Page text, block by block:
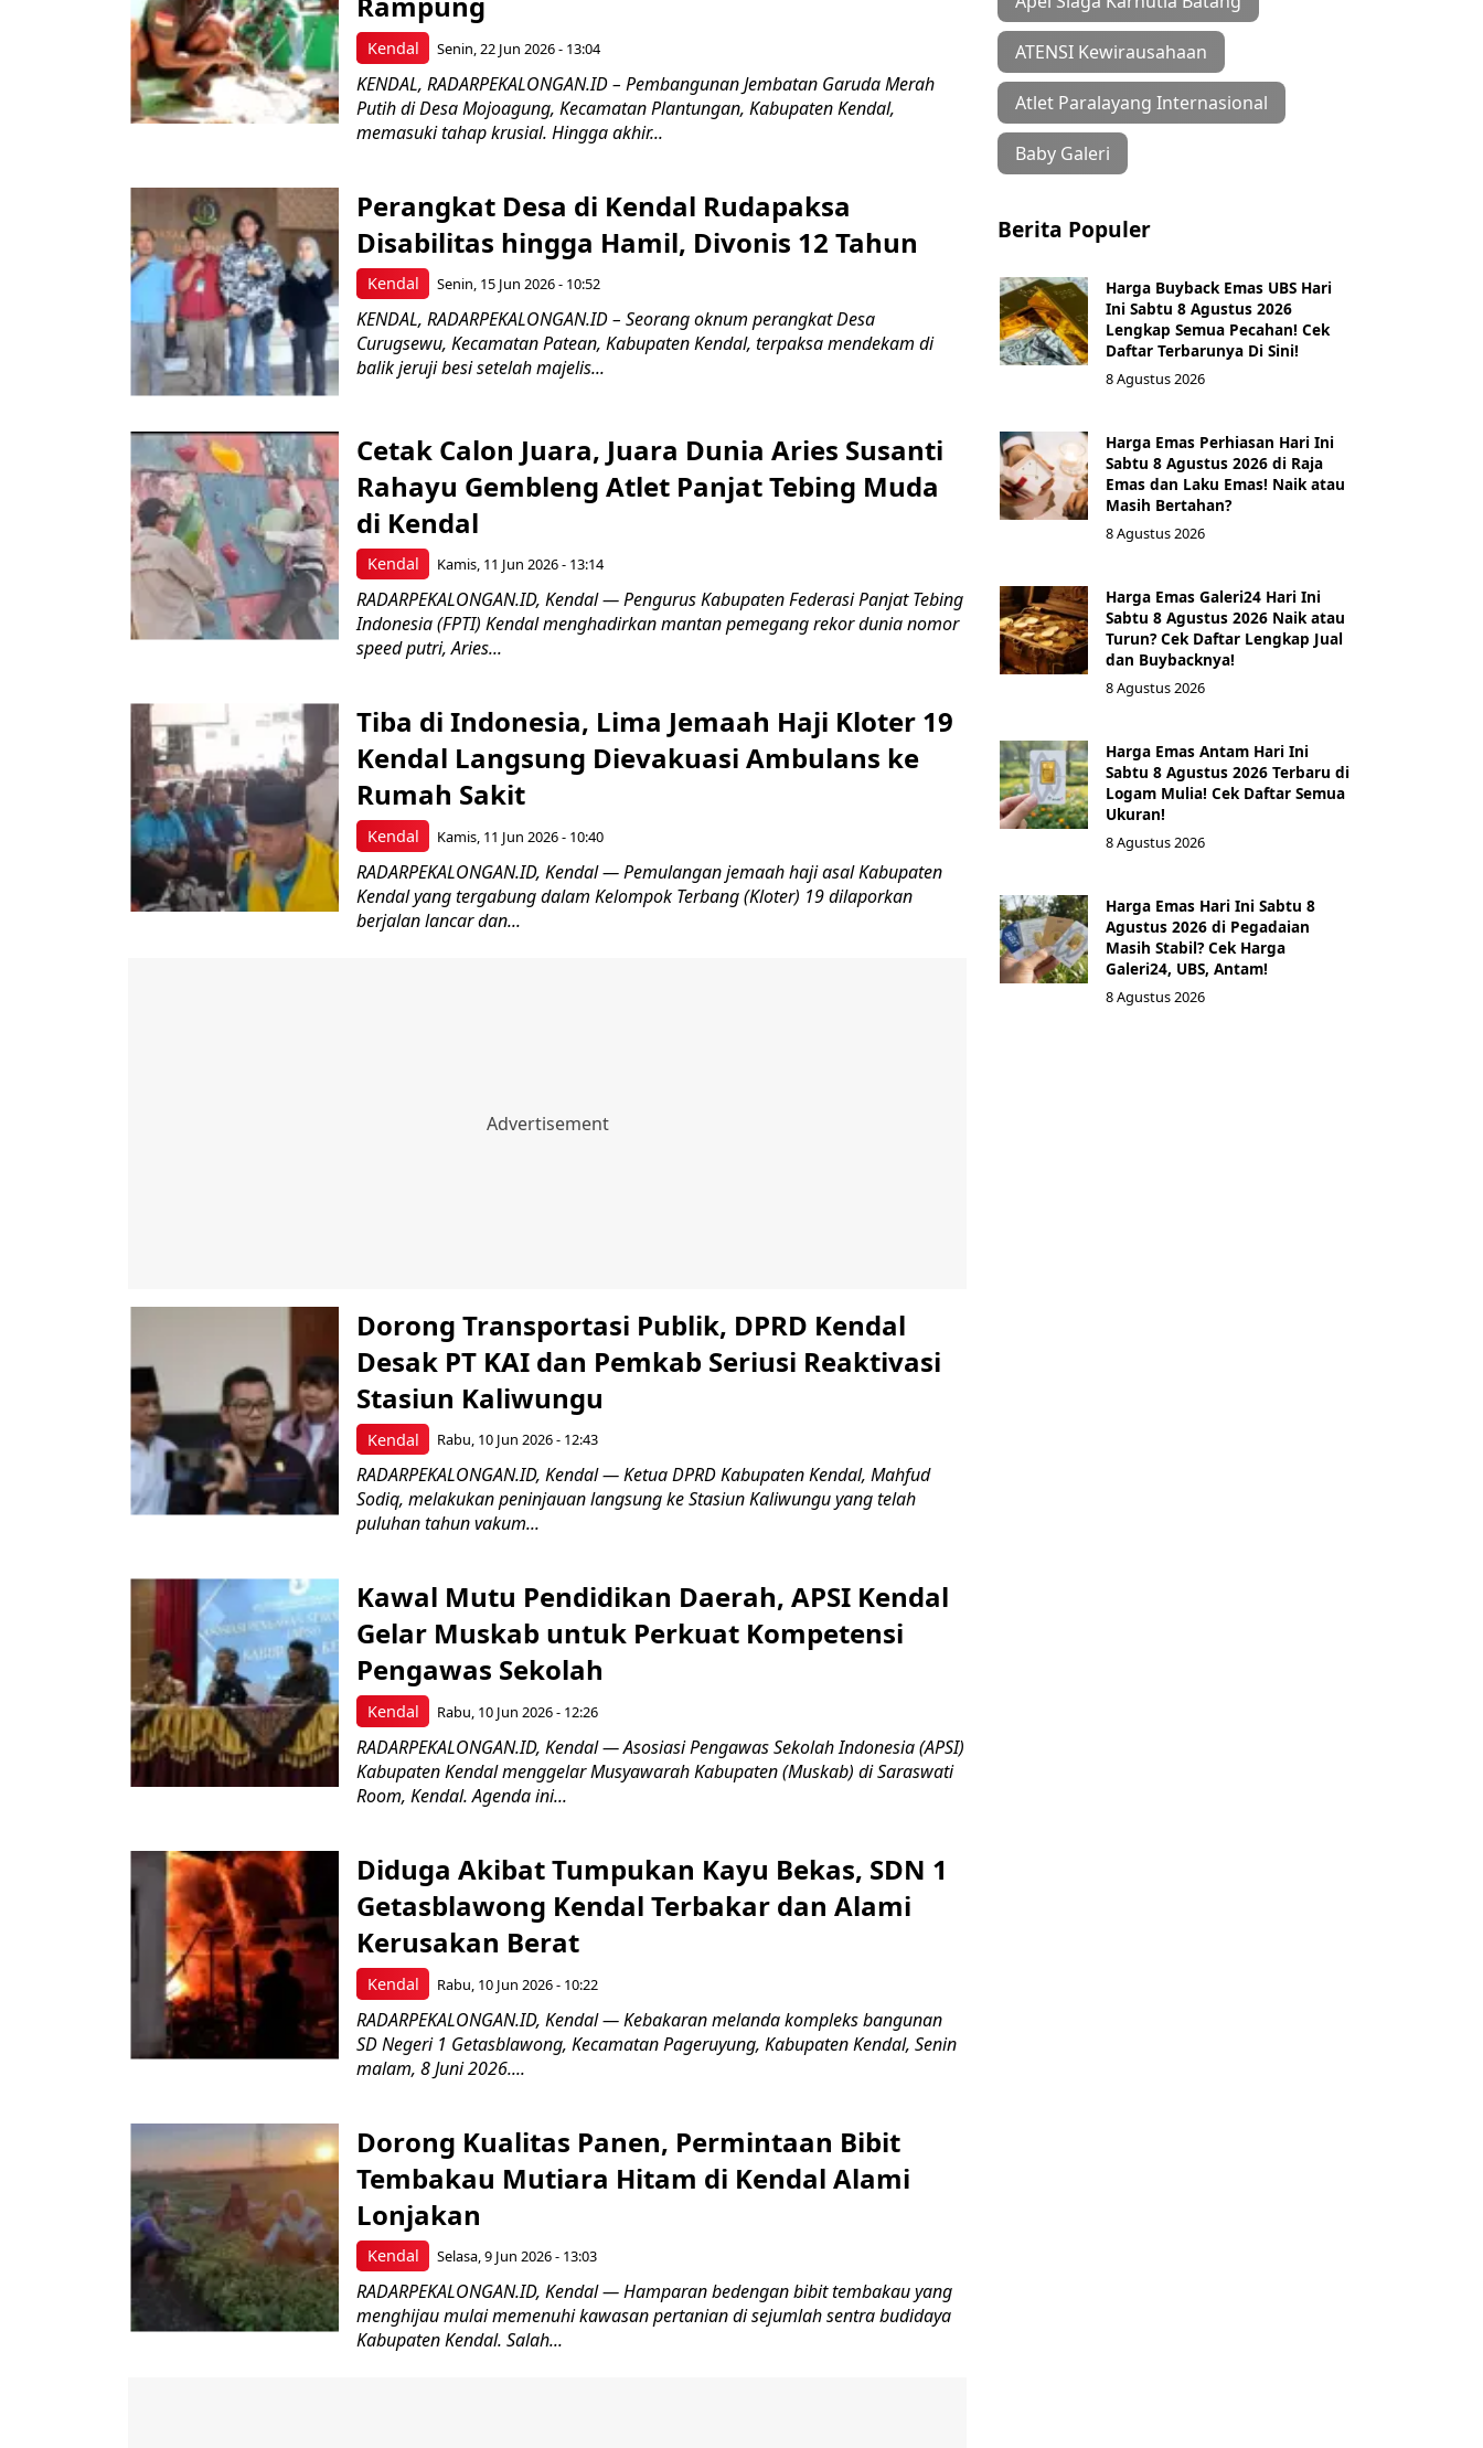
Kendal Senin, 22 Jun 2026 - 13:04
KENDAL, RADARPEKALONGAN.ID – Pembangunan Jembatan Garuda Merah
Putih di Desa Mojoagung, Kecamatan Plantungan, Kabupaten Kendal,
memasuki tahap krusial. Hingga akhir...
Kendal
Perangkat Desa di Kendal Rudapaksa
Disabilitas hingga Hamil, Divonis 12 Tahun
Senin, 15 Jun 2026 - 10:52
KENDAL, RADARPEKALONGAN.ID – Seorang oknum perangkat Desa
Curugsewu, Kecamatan Patean, Kabupaten Kendal, terpaksa mendekam di
balik jeruji besi setelah majelis...
Kendal
Cetak Calon Juara, Juara Dunia Aries Susanti
Rahayu Gembleng Atlet Panjat Tebing Muda
di Kendal
Kamis, 11 Jun 2026 - 13:14
RADARPEKALONGAN.ID, Kendal — Pengurus Kabupaten Federasi Panjat Tebing
Indonesia (FPTI) Kendal menghadirkan mantan pemegang rekor dunia nomor
speed putri, Aries...
Kendal
Tiba di Indonesia, Lima Jemaah Haji Kloter 19
Kendal Langsung Dievakuasi Ambulans ke
Rumah Sakit
Kamis, 11 Jun 2026 - 10:40
RADARPEKALONGAN.ID, Kendal — Pemulangan jemaah haji asal Kabupaten
Kendal yang tergabung dalam Kelompok Terbang (Kloter) 19 dilaporkan
berjalan lancar dan...
Kendal
Dorong Transportasi Publik, DPRD Kendal
Desak PT KAI dan Pemkab Seriusi Reaktivasi
Stasiun Kaliwungu
Rabu, 10 Jun 2026 - 12:43
RADARPEKALONGAN.ID, Kendal — Ketua DPRD Kabupaten Kendal, Mahfud
Sodiq, melakukan peninjauan langsung ke Stasiun Kaliwungu yang telah
puluhan tahun vakum...
Kendal
Kawal Mutu Pendidikan Daerah, APSI Kendal
Gelar Muskab untuk Perkuat Kompetensi
Pengawas Sekolah
Rabu, 10 Jun 2026 - 12:26
RADARPEKALONGAN.ID, Kendal — Asosiasi Pengawas Sekolah Indonesia (APSI)
Kabupaten Kendal menggelar Musyawarah Kabupaten (Muskab) di Saraswati
Room, Kendal. Agenda ini...
Kendal
Diduga Akibat Tumpukan Kayu Bekas, SDN 1
Getasblawong Kendal Terbakar dan Alami
Kerusakan Berat
Rabu, 10 Jun 2026 - 10:22
RADARPEKALONGAN.ID, Kendal — Kebakaran melanda kompleks bangunan
SD Negeri 1 Getasblawong, Kecamatan Pageruyung, Kabupaten Kendal, Senin
malam, 8 Juni 2026....
Kendal
Dorong Kualitas Panen, Permintaan Bibit
Tembakau Mutiara Hitam di Kendal Alami
Lonjakan
Selasa, 9 Jun 2026 - 13:03
RADARPEKALONGAN.ID, Kendal — Hamparan bedengan bibit tembakau yang
menghijau mulai memenuhi kawasan pertanian di sejumlah sentra budidaya
Kabupaten Kendal. Salah...
ATENSI Kewirausahaan
Atlet Paralayang Internasional
Baby Galeri
Berita Populer
Harga Buyback Emas UBS Hari
Ini Sabtu 8 Agustus 2026
Lengkap Semua Pecahan! Cek
Daftar Terbarunya Di Sini!
8 Agustus 2026
Harga Emas Perhiasan Hari Ini
Sabtu 8 Agustus 2026 di Raja
Emas dan Laku Emas! Naik atau
Masih Bertahan?
8 Agustus 2026
Harga Emas Galeri24 Hari Ini
Sabtu 8 Agustus 2026 Naik atau
Turun? Cek Daftar Lengkap Jual
dan Buybacknya!
8 Agustus 2026
Harga Emas Antam Hari Ini
Sabtu 8 Agustus 2026 Terbaru di
Logam Mulia! Cek Daftar Semua
Ukuran!
8 Agustus 2026
Harga Emas Hari Ini Sabtu 8
Agustus 2026 di Pegadaian
Masih Stabil? Cek Harga
Galeri24, UBS, Antam!
8 Agustus 2026